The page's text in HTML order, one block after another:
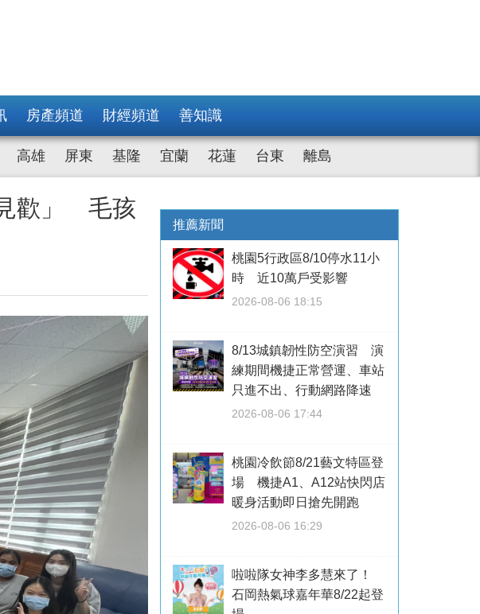
房產頻道 財經頻道 善知識
高雄 屏東 基隆 宜蘭 花蓮 台東 離島
歡」 毛孩
推薦新聞
桃園5行政區8/10停水11小
時 近10萬戶受影響
2026-08-06 18:15
8/13城鎮韌性防空演習 演
練期間機捷正常營運、車站
只進不出、行動網路降速
2026-08-06 17:44
桃園冷飲節8/21藝文特區登
場 機捷A1、A12站快閃店
暖身活動即日搶先開跑
2026-08-06 16:29
啦啦隊女神李多慧來了！
石岡熱氣球嘉年華8/22起登